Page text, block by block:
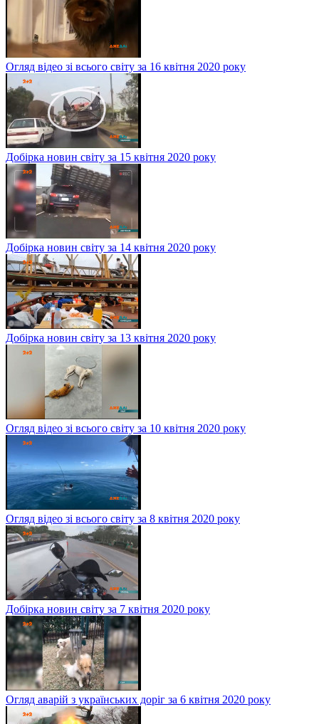
Огляд відео зі всього світу за 16 квітня 2020 року
Добірка новин світу за 15 квітня 2020 року
Добірка новин світу за 14 квітня 2020 року
Добірка новин світу за 13 квітня 2020 року
Огляд відео зі всього світу за 10 квітня 2020 року
Огляд відео зі всього світу за 8 квітня 2020 року
Добірка новин світу за 7 квітня 2020 року
Огляд аварій з українських доріг за 6 квітня 2020 року